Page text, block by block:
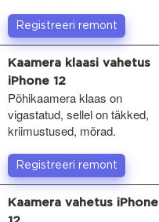
Registreeri remont
Kaamera klaasi vahetus
iPhone 12
Põhikaamera klaas on
vigastatud, sellel on täkked,
kriimustused, mõrad.
Registreeri remont
Kaamera vahetus iPhone